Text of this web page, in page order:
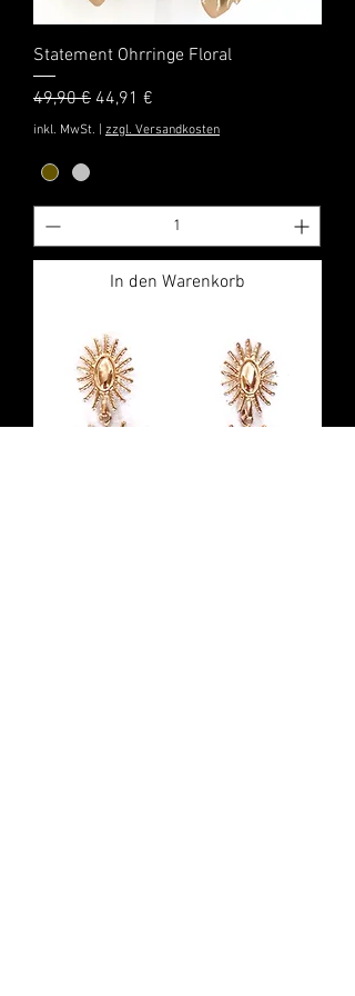
Statement Ohrringe Floral
Standardpreis
49,90 € Sale-Preis
44,91 €
inkl. MwSt. zzgl. Versandkosten
In den Warenkorb